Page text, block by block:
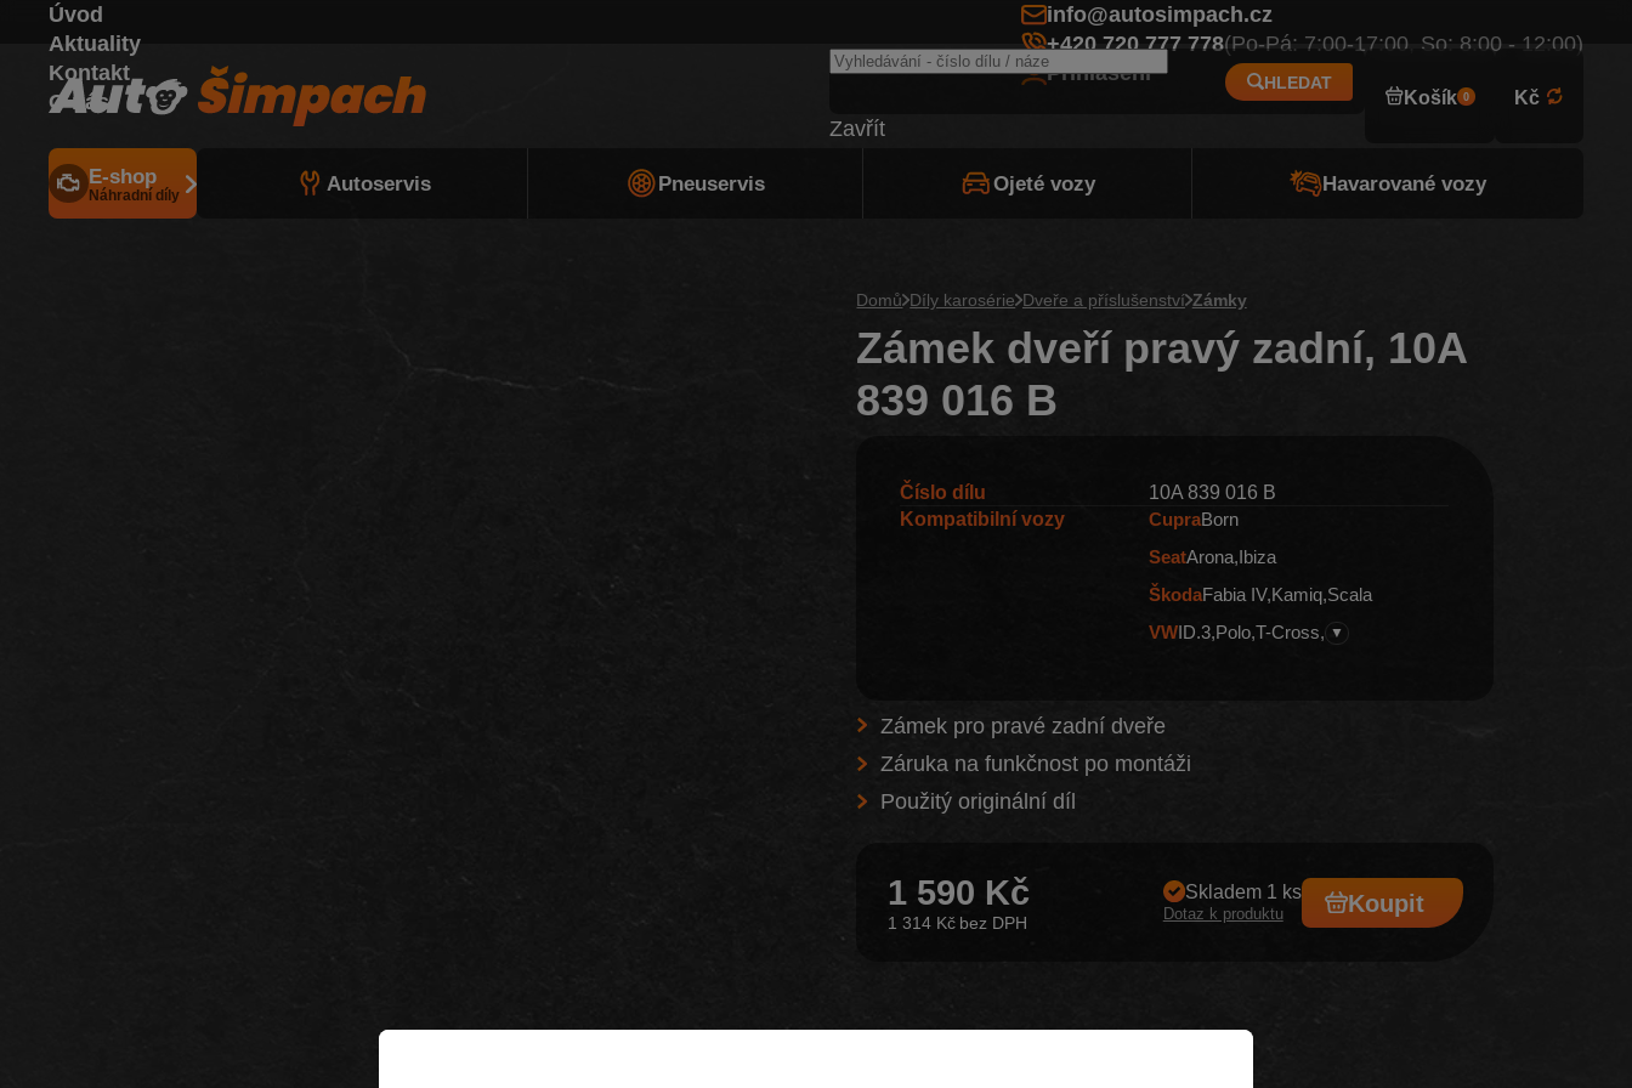
Úvod
Aktuality
Kontakt
O nás
info@autosimpach.cz
+420 720 777 778(Po-Pá: 7:00-17:00, So: 8:00 - 12:00)
Přihlášení
E-shop
Náhradní díly Autoservis Pneuservis Ojeté vozy Havarované vozy
HLEDAT
Zavřít
Košík 0 Kč
Domů Díly karosérie Dveře a příslušenství Zámky
Zámek dveří pravý zadní, 10A
839 016 B
Číslo dílu
10A 839 016 B
Kompatibilní vozy
CupraBorn
SeatArona Ibiza
ŠkodaFabia IV Kamiq Scala
VW ID.3 Polo T-Cross ▼
Zámek pro pravé zadní dveře
Záruka na funkčnost po montáži
Použitý originální díl
1 590 Kč
1 314 Kč
Skladem 1 ks
Dotaz k produktu Koupit